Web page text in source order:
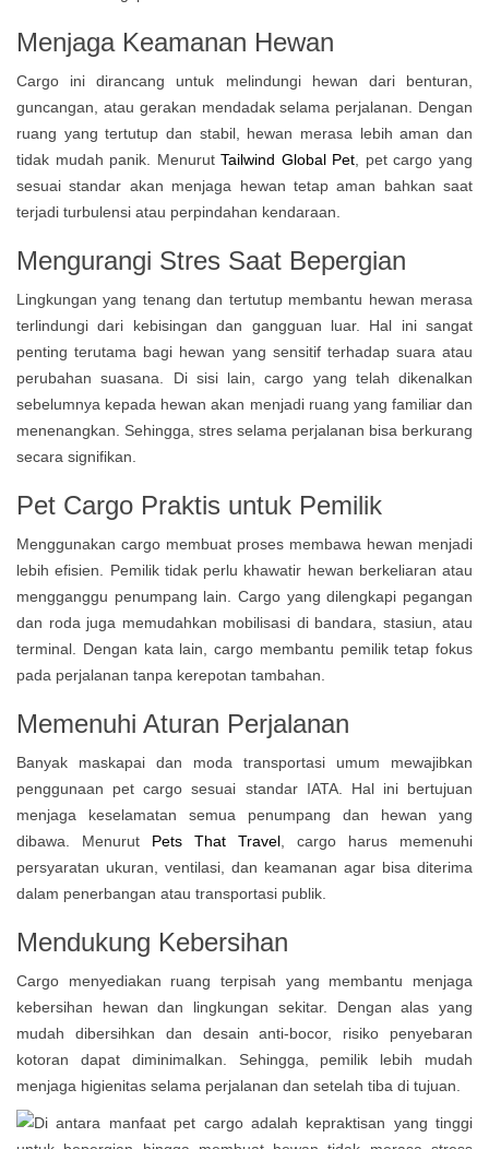
Menjaga Keamanan Hewan
Cargo ini dirancang untuk melindungi hewan dari benturan,
guncangan, atau gerakan mendadak selama perjalanan. Dengan
ruang yang tertutup dan stabil, hewan merasa lebih aman dan
tidak mudah panik. Menurut Tailwind Global Pet , pet cargo yang
sesuai standar akan menjaga hewan tetap aman bahkan saat
terjadi turbulensi atau perpindahan kendaraan.
Mengurangi Stres Saat Bepergian
Lingkungan yang tenang dan tertutup membantu hewan merasa
terlindungi dari kebisingan dan gangguan luar. Hal ini sangat
penting terutama bagi hewan yang sensitif terhadap suara atau
perubahan suasana. Di sisi lain, cargo yang telah dikenalkan
sebelumnya kepada hewan akan menjadi ruang yang familiar dan
menenangkan. Sehingga, stres selama perjalanan bisa berkurang
secara signifikan.
Pet Cargo Praktis untuk Pemilik
Menggunakan cargo membuat proses membawa hewan menjadi
lebih efisien. Pemilik tidak perlu khawatir hewan berkeliaran atau
mengganggu penumpang lain. Cargo yang dilengkapi pegangan
dan roda juga memudahkan mobilisasi di bandara, stasiun, atau
terminal. Dengan kata lain, cargo membantu pemilik tetap fokus
pada perjalanan tanpa kerepotan tambahan.
Memenuhi Aturan Perjalanan
Banyak maskapai dan moda transportasi umum mewajibkan
penggunaan pet cargo sesuai standar IATA. Hal ini bertujuan
menjaga keselamatan semua penumpang dan hewan yang
dibawa. Menurut
Pets That Travel , cargo harus memenuhi
persyaratan ukuran, ventilasi, dan keamanan agar bisa diterima
dalam penerbangan atau transportasi publik.
Mendukung Kebersihan
Cargo menyediakan ruang terpisah yang membantu menjaga
kebersihan hewan dan lingkungan sekitar. Dengan alas yang
mudah dibersihkan dan desain anti-bocor, risiko penyebaran
kotoran dapat diminimalkan. Sehingga, pemilik lebih mudah
menjaga higienitas selama perjalanan dan setelah tiba di tujuan.